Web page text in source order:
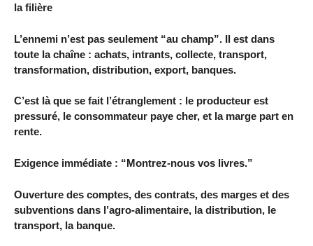
la filière
L’ennemi n’est pas seulement “au champ”. Il est dans
toute la chaîne : achats, intrants, collecte, transport,
transformation, distribution, export, banques.
C’est là que se fait l’étranglement : le producteur est
pressuré, le consommateur paye cher, et la marge part en
rente.
Exigence immédiate : “Montrez-nous vos livres.”
Ouverture des comptes, des contrats, des marges et des
subventions dans l’agro-alimentaire, la distribution, le
transport, la banque.